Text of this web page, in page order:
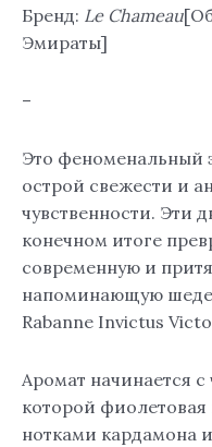
Бренд: Le Chameau
Эмираты]
–
Это феноменальный
острой свежести и
чувственности. Эти
конечном итоге
современную и
напоминающую
Rabanne Invictus
Аромат начинается
которой фиолетовая
нотками кардамона